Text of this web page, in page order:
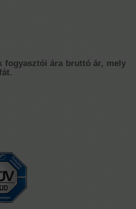
fogyasztói ára bruttó ár, mely